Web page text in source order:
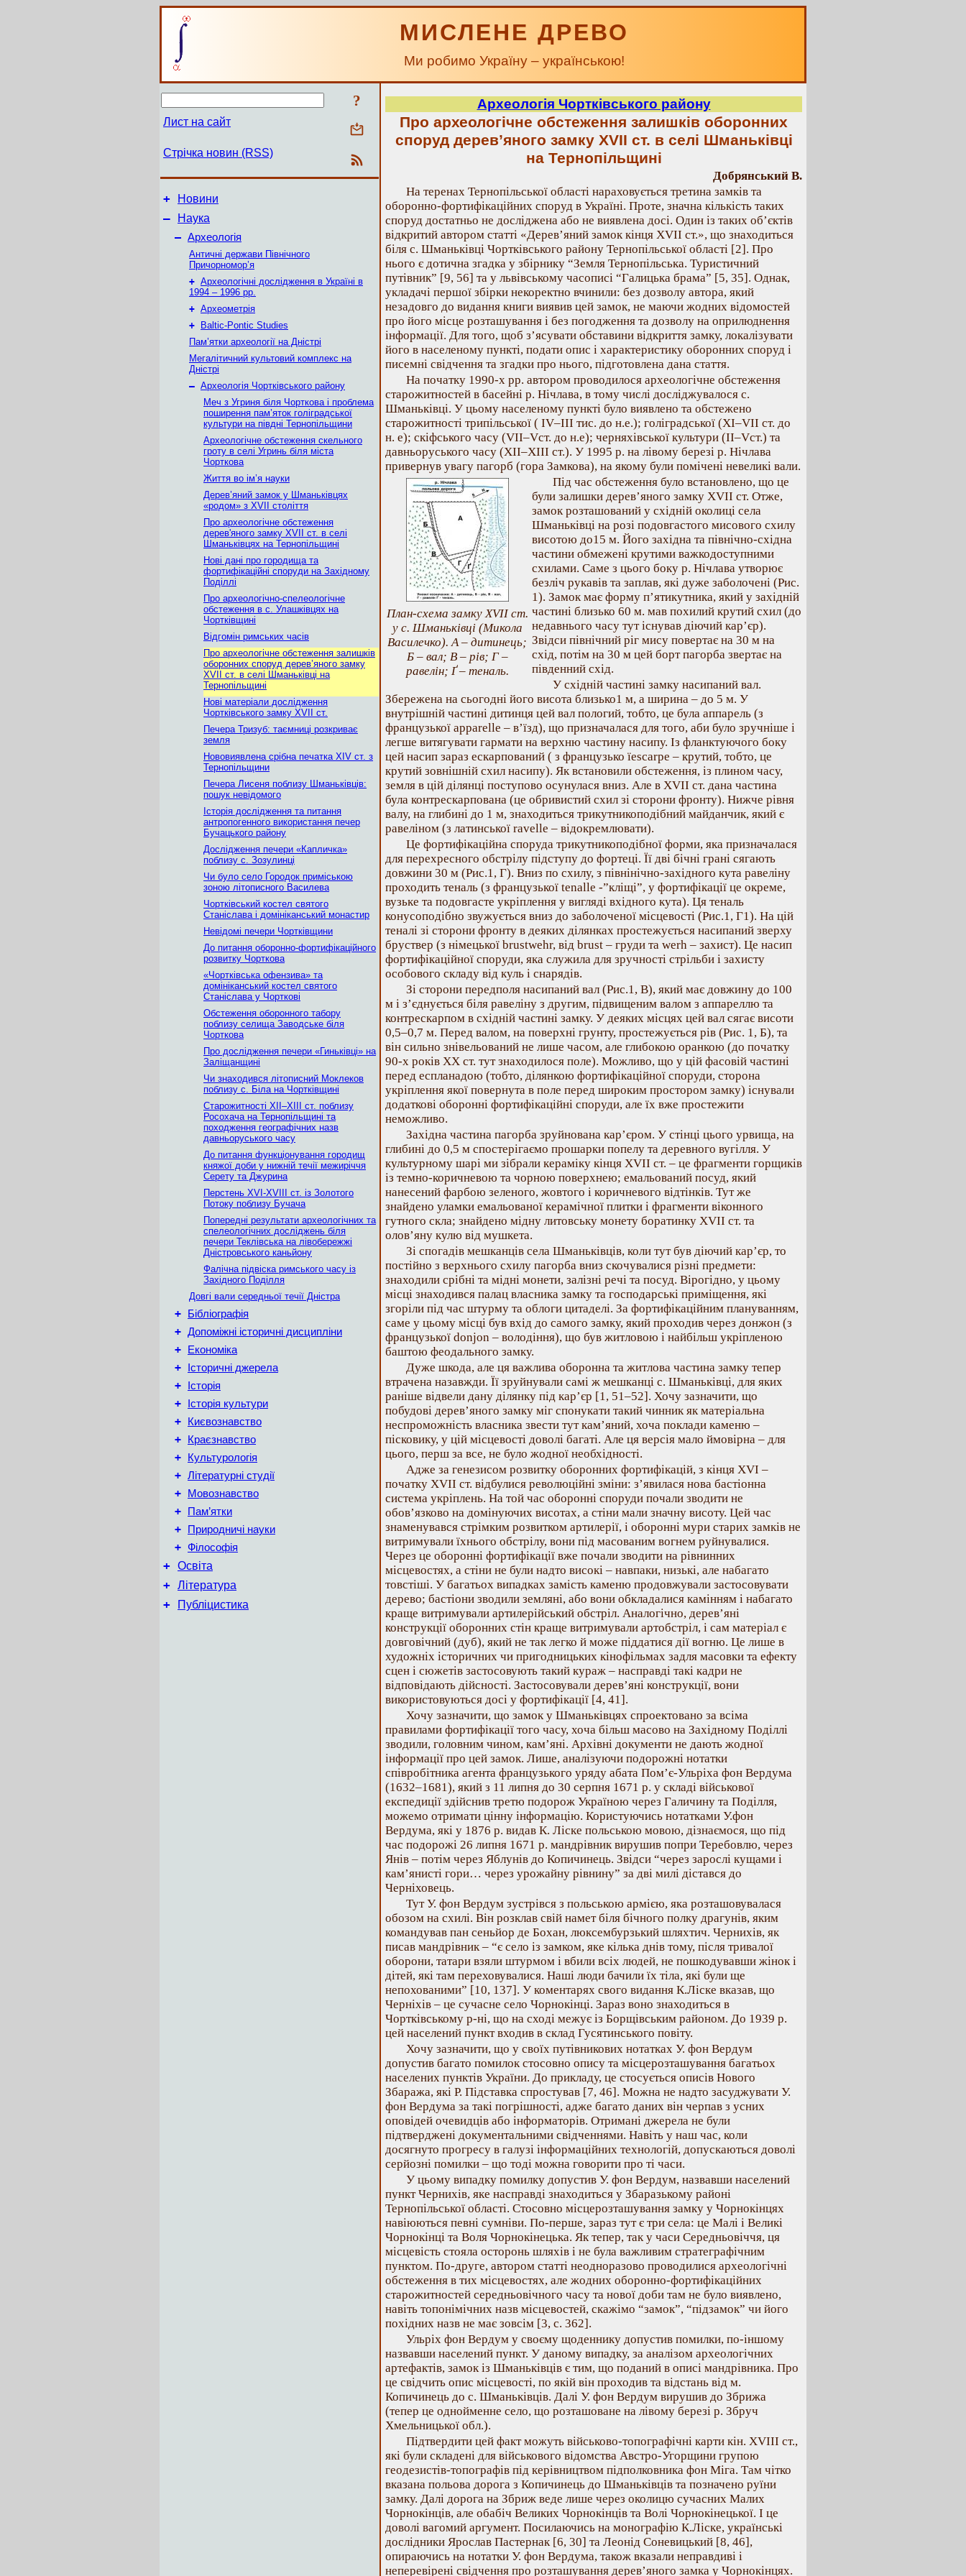
МИСЛЕНЕ ДРЕВО
Ми робимо Україну – українською!
?
Лист на сайт
Стрічка новин (RSS)
+ Новини
–
Наука
– Археологія
Античні держави Північного
Причорномор’я
+ Археологічні дослідження в Україні в
1994 – 1996 рр.
+ Археометрія
+
Baltic-Pontic Studies
Пам’ятки археології на Дністрі
Мегалітичний культовий комплекс на
Дністрі
– Археологія Чортківського району
Меч з Угриня біля Чорткова і проблема
поширення пам’яток голіградської
культури на півдні Тернопільщини
Археологічне обстеження скельного
гроту в селі Угринь біля міста
Чорткова
Життя во ім’я науки
Дерев’яний замок у Шманьківцях
«родом» з XVII століття
Про археологічне обстеження
дерев'яного замку XVII ст. в селі
Шманьківцях на Тернопільщині
Нові дані про городища та
фортифікаційні споруди на Західному
Поділлі
Про археологічно-спелеологічне
обстеження в с. Улашківцях на
Чортківщині
Відгомін римських часів
Про археологічне обстеження залишків
оборонних споруд дерев’яного замку
XVII ст. в селі Шманьківці на
Тернопільщині
Нові матеріали дослідження
Чортківського замку XVII ст.
Печера Тризуб: таємниці розкриває
земля
Нововиявлена срібна печатка XIV ст. з
Тернопільщини
Печера Лисеня поблизу Шманьківців:
пошук невідомого
Історія дослідження та питання
антропогенного використання печер
Бучацького району
Дослідження печери «Капличка»
поблизу с. Зозулинці
Чи було село Городок приміською
зоною літописного Василева
Чортківський костел святого
Станіслава і домініканський монастир
Невідомі печери Чортківщини
До питання оборонно-фортифікаційного
розвитку Чорткова
«Чортківська офензива» та
домініканський костел святого
Станіслава у Чорткові
Обстеження оборонного табору
поблизу селища Заводське біля
Чорткова
Про дослідження печери «Гиньківці» на
Заліщанщині
Чи знаходився літописний Моклеков
поблизу с. Біла на Чортківщині
Старожитності XII–XIII ст. поблизу
Росохача на Тернопільщині та
походження географічних назв
давньоруського часу
До питання функціонування городищ
княжої доби у нижній течії межиріччя
Серету та Джурина
Перстень XVI-XVIII ст. із Золотого
Потоку поблизу Бучача
Попередні результати археологічних та
спелеологічних досліджень біля
печери Теклівська на лівобережжі
Дністровського каньйону
Фалічна підвіска римського часу із
Західного Поділля
Довгі вали середньої течії Дністра
+ Бібліографія
+ Допоміжні історичні дисципліни
+ Економіка
+ Історичні джерела
+ Історія
+ Історія культури
+ Києвознавство
+ Краєзнавство
+ Культурологія
+ Літературні студії
+ Мовознавство
+ Пам’ятки
+ Природничі науки
+ Філософія
+ Освіта
+ Література
+ Публіцистика
Археологія Чортківського району
Про археологічне обстеження залишків оборонних
споруд дерев’яного замку XVII ст. в селі Шманьківці
на Тернопільщині
Добрянський В.
На теренах Тернопільської області нараховується третина замків та
оборонно-фортифікаційних споруд в Україні. Проте, значна кількість таких
споруд достатньо не досліджена або не виявлена досі. Один із таких об’єктів
відкритий автором статті «Дерев’яний замок кінця XVII ст.», що знаходиться
біля с. Шманьківці Чортківського району Тернопільської області [2]. Про
нього є дотична згадка у збірнику “Земля Тернопільська. Туристичний
путівник” [9, 56] та у львівському часописі “Галицька брама” [5, 35]. Однак,
укладачі першої збірки некоректно вчинили: без дозволу автора, який
незадовго до видання книги виявив цей замок, не маючи жодних відомостей
про його місце розташування і без погодження та дозволу на оприлюднення
інформації. Для того, щоб з’ясувати обставини відкриття замку, локалізувати
його в населеному пункті, подати опис і характеристику оборонних споруд і
писемні свідчення та згадки про нього, підготовлена дана стаття.
На початку 1990-х рр. автором проводилося археологічне обстеження
старожитностей в басейні р. Нічлава, в тому числі досліджувалося с.
Шманьківці. У цьому населеному пункті було виявлено та обстежено
старожитності трипільської ( ІV–ІІІ тис. до н.е.); голіградської (ХІ–VІІ ст. до
н. е); скіфського часу (VІІ–Vст. до н.е); черняхівської культури (ІІ–Vст.) та
давньоруського часу (ХІІ–ХІІІ ст.). У 1995 р. на лівому березі р. Нічлава
привернув увагу пагорб (гора Замкова), на якому були помічені невеликі вали.
План-схема замку XVII ст.
у с. Шманьківці (Микола
Василечко). А – дитинець;
Б – вал; В – рів; Г –
равелін; Ґ – теналь.
Під час обстеження було встановлено, що це
були залишки дерев’яного замку XVII ст. Отже,
замок розташований у східній околиці села
Шманьківці на розі подовгастого мисового схилу
висотою до15 м. Його західна та північно-східна
частини обмежені крутими важкодоступними
схилами. Саме з цього боку р. Нічлава утворює
безліч рукавів та заплав, які дуже заболочені (Рис.
1). Замок має форму п’ятикутника, який у західній
частині близько 60 м. мав похилий крутий схил (до
недавнього часу тут існував діючий кар’єр).
Звідси північний ріг мису повертає на 30 м на
схід, потім на 30 м цей борт пагорба звертає на
південний схід.
У східній частині замку насипаний вал.
Збережена на сьогодні його висота близько1 м, а ширина – до 5 м. У
внутрішній частині дитинця цей вал пологий, тобто, це була аппарель (з
французької apparelle – в’їзд), що призначалася для того, аби було зручніше і
легше витягувати гармати на верхню частину насипу. Із фланктуючого боку
цей насип зараз ескарпований ( з французько їescarpe – крутий, тобто, це
крутий зовнішній схил насипу). Як встановили обстеження, із плином часу,
земля в цій ділянці поступово осунулася вниз. Але в XVII ст. дана частина
була контрескарпована (це обривистий схил зі сторони фронту). Нижче рівня
валу, на глибині до 1 м, знаходиться трикутникоподібний майданчик, який є
равеліном (з латинської ravelle – відокремлювати).
Це фортифікаційна споруда трикутникоподібної форми, яка призначалася
для перехресного обстрілу підступу до фортеці. Її дві бічні грані сягають
довжини 30 м (Рис.1, Г). Вниз по схилу, з півнінічно-західного кута равеліну
проходить теналь (з французької tenalle -”кліщі”, у фортифікації це окреме,
вузьке та подовгасте укріплення у вигляді вхідного кута). Ця теналь
конусоподібно звужується вниз до заболоченої місцевості (Рис.1, Г1). На цій
теналі зі сторони фронту в деяких ділянках простежується насипаний зверху
бруствер (з німецької brustwehr, від brust – груди та werh – захист). Це насип
фортифікаційної споруди, яка служила для зручності стрільби і захисту
особового складу від куль і снарядів.
Зі сторони передполя насипаний вал (Рис.1, В), який має довжину до 100
м і з’єднується біля равеліну з другим, підвищеним валом з аппареллю та
контрескарпом в східній частині замку. У деяких місцях цей вал сягає висоти
0,5–0,7 м. Перед валом, на поверхні грунту, простежується рів (Рис. 1, Б), та
він сильно знівельований не лише часом, але глибокою оранкою (до початку
90-х років ХХ ст. тут знаходилося поле). Можливо, що у цій фасовій частині
перед еспланадою (тобто, ділянкою фортифікаційної споруди, сторона
укріплення якої повернута в поле перед широким простором замку) існували
додаткові оборонні фортифікаційні споруди, але їх вже простежити
неможливо.
Західна частина пагорба зруйнована кар’єром. У стінці цього урвища, на
глибині до 0,5 м спостерігаємо прошарки попелу та деревного вугілля. У
культурному шарі ми зібрали кераміку кінця ХVІІ ст. – це фрагменти горщиків
із темно-коричневою та чорною поверхнею; емальований посуд, який
нанесений фарбою зеленого, жовтого і коричневого відтінків. Тут же
знайдено уламки емальованої керамічної плитки і фрагменти віконного
гутного скла; знайдено мідну литовську монету боратинку ХVІІ ст. та
олов’яну кулю від мушкета.
Зі спогадів мешканців села Шманьківців, коли тут був діючий кар’єр, то
постійно з верхнього схилу пагорба вниз скочувалися різні предмети:
знаходили срібні та мідні монети, залізні речі та посуд. Вірогідно, у цьому
місці знаходився палац власника замку та господарські приміщення, які
згоріли під час штурму та облоги цитаделі. За фортифікаційним плануванням,
саме у цьому місці був вхід до самого замку, який проходив через донжон (з
французької donjon – володіння), що був житловою і найбільш укріпленою
баштою феодального замку.
Дуже шкода, але ця важлива оборонна та житлова частина замку тепер
втрачена назавжди. Її зруйнували самі ж мешканці с. Шманьківці, для яких
раніше відвели дану ділянку під кар’єр [1, 51–52]. Хочу зазначити, що
побудові дерев’яного замку міг спонукати такий чинник як матеріальна
неспроможність власника звести тут кам’яний, хоча поклади каменю –
пісковику, у цій місцевості доволі багаті. Але ця версія мало ймовірна – для
цього, перш за все, не було жодної необхідності.
Адже за генезисом розвитку оборонних фортифікацій, з кінця XVI –
початку XVII ст. відбулися революційні зміни: з’явилася нова бастіонна
система укріплень. На той час оборонні споруди почали зводити не
обов’язково на домінуючих висотах, а стіни мали значну висоту. Цей час
знаменувався стрімким розвитком артилерії, і оборонні мури старих замків не
витримували їхнього обстрілу, вони під масованим вогнем руйнувалися.
Через це оборонні фортифікації вже почали зводити на рівнинних
місцевостях, а стіни не були надто високі – навпаки, низькі, але набагато
товстіші. У багатьох випадках замість каменю продовжували застосовувати
дерево; бастіони зводили земляні, або вони обкладалися камінням і набагато
краще витримували артилерійський обстріл. Аналогічно, дерев’яні
конструкції оборонних стін краще витримували артобстріл, і сам матеріал є
довговічний (дуб), який не так легко й може піддатися дії вогню. Це лише в
художніх історичних чи пригодницьких кінофільмах задля масовки та ефекту
сцен і сюжетів застосовують такий кураж – насправді такі кадри не
відповідають дійсності. Застосовували дерев’яні конструкції, вони
використовуються досі у фортифікації [4, 41].
Хочу зазначити, що замок у Шманьківцях спроектовано за всіма
правилами фортифікації того часу, хоча більш масово на Західному Поділлі
зводили, головним чином, кам’яні. Архівні документи не дають жодної
інформації про цей замок. Лише, аналізуючи подорожні нотатки
співробітника агента французького уряду абата Пом’є-Ульріха фон Вердума
(1632–1681), який з 11 липня до 30 серпня 1671 р. у складі військової
експедиції здійснив третю подорож Україною через Галичину та Поділля,
можемо отримати цінну інформацію. Користуючись нотатками У.фон
Вердума, які у 1876 р. видав К. Ліске польською мовою, дізнаємося, що під
час подорожі 26 липня 1671 р. мандрівник вирушив попри Теребовлю, через
Янів – потім через Яблунів до Копичинець. Звідси “через зарослі кущами і
кам’янисті гори… через урожайну рівнину” за дві милі дістався до
Черніховець.
Тут У. фон Вердум зустрівся з польською армією, яка розташовувалася
обозом на схилі. Він розклав свій намет біля бічного полку драгунів, яким
командував пан сеньйор де Бохан, люксембурзький шляхтич. Чернихів, як
писав мандрівник – “є село із замком, яке кілька днів тому, після тривалої
оборони, татари взяли штурмом і вбили всіх людей, не пошкодувавши жінок і
дітей, які там переховувалися. Наші люди бачили їх тіла, які були ще
непохованими” [10, 137]. У коментарях свого видання К.Ліске вказав, що
Черніхів – це сучасне село Чорнокінці. Зараз воно знаходиться в
Чортківському р-ні, що на сході межує із Борщівським районом. До 1939 р.
цей населений пункт входив в склад Гусятинського повіту.
Хочу зазначити, що у своїх путівникових нотатках У. фон Вердум
допустив багато помилок стосовно опису та місцерозташування багатьох
населених пунктів України. До прикладу, це стосується описів Нового
Збаража, які Р. Підставка спростував [7, 46]. Можна не надто засуджувати У.
фон Вердума за такі погрішності, адже багато даних він черпав з усних
оповідей очевидців або інформаторів. Отримані джерела не були
підтверджені документальними свідченнями. Навіть у наш час, коли
досягнуто прогресу в галузі інформаційних технологій, допускаються доволі
серйозні помилки – що тоді можна говорити про ті часи.
У цьому випадку помилку допустив У. фон Вердум, назвавши населений
пункт Чернихів, яке насправді знаходиться у Збаразькому районі
Тернопільської області. Стосовно місцерозташування замку у Чорнокінцях
навіюються певні сумніви. По-перше, зараз тут є три села: це Малі і Великі
Чорнокінці та Воля Чорнокінецька. Як тепер, так у часи Середньовіччя, ця
місцевість стояла осторонь шляхів і не була важливим стратеграфічним
пунктом. По-друге, автором статті неодноразово проводилися археологічні
обстеження в тих місцевостях, але жодних оборонно-фортифікаційних
старожитностей середньовічного часу та нової доби там не було виявлено,
навіть топонімічних назв місцевостей, скажімо “замок”, “підзамок” чи його
похідних назв не має зовсім [3, c. 362].
Ульріх фон Вердум у своєму щоденнику допустив помилки, по-іншому
назвавши населений пункт. У даному випадку, за аналізом археологічних
артефактів, замок із Шманьківців є тим, що поданий в описі мандрівника. Про
це свідчить опис місцевості, по якій він проходив та відстань від м.
Копичинець до с. Шманьківців. Далі У. фон Вердум вирушив до Збрижа
(тепер це однойменне село, що розташоване на лівому березі р. Збруч
Хмельницької обл.).
Підтвердити цей факт можуть військово-топографічні карти кін. XVIII ст.,
які були складені для військового відомства Австро-Угорщини групою
геодезистів-топографів під керівництвом підполковника фон Міга. Там чітко
вказана польова дорога з Копичинець до Шманьківців та позначено руїни
замку. Далі дорога на Збриж веде лише через околицю сучасних Малих
Чорнокінців, але обабіч Великих Чорнокінців та Волі Чорнокінецької. І це
доволі вагомий аргумент. Посилаючись на монографію К.Ліске, українські
дослідники Ярослав Пастернак [6, 30] та Леонід Соневицький [8, 46],
опираючись на нотатки У. фон Вердума, також вказали неправдиві і
неперевірені свідчення про розташування дерев’яного замка у Чорнокінцях.